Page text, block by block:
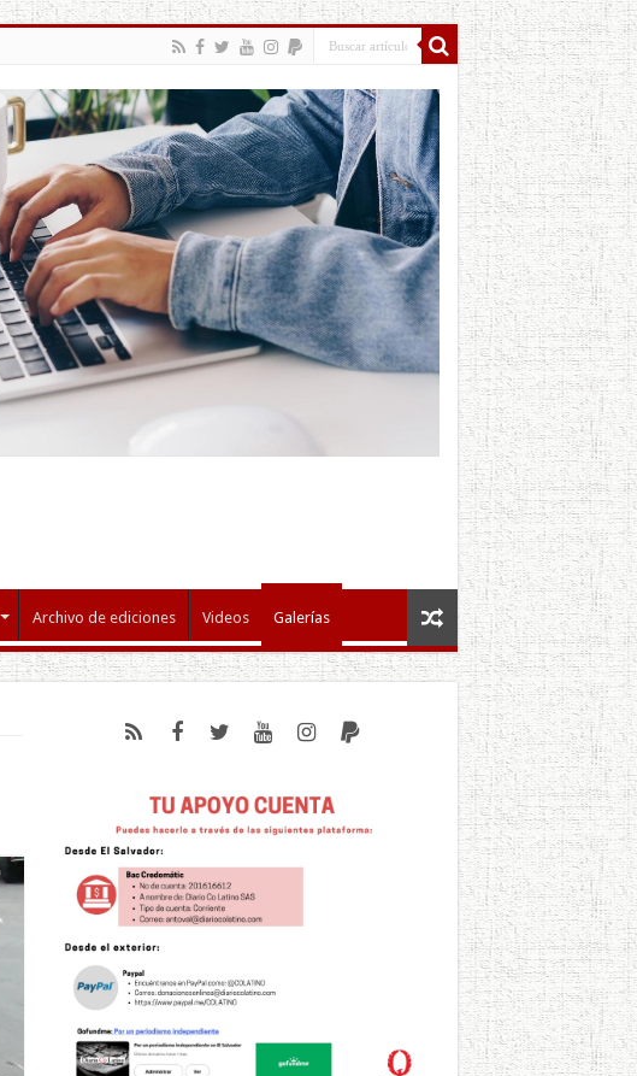
Archivo de ediciones Videos Galerías